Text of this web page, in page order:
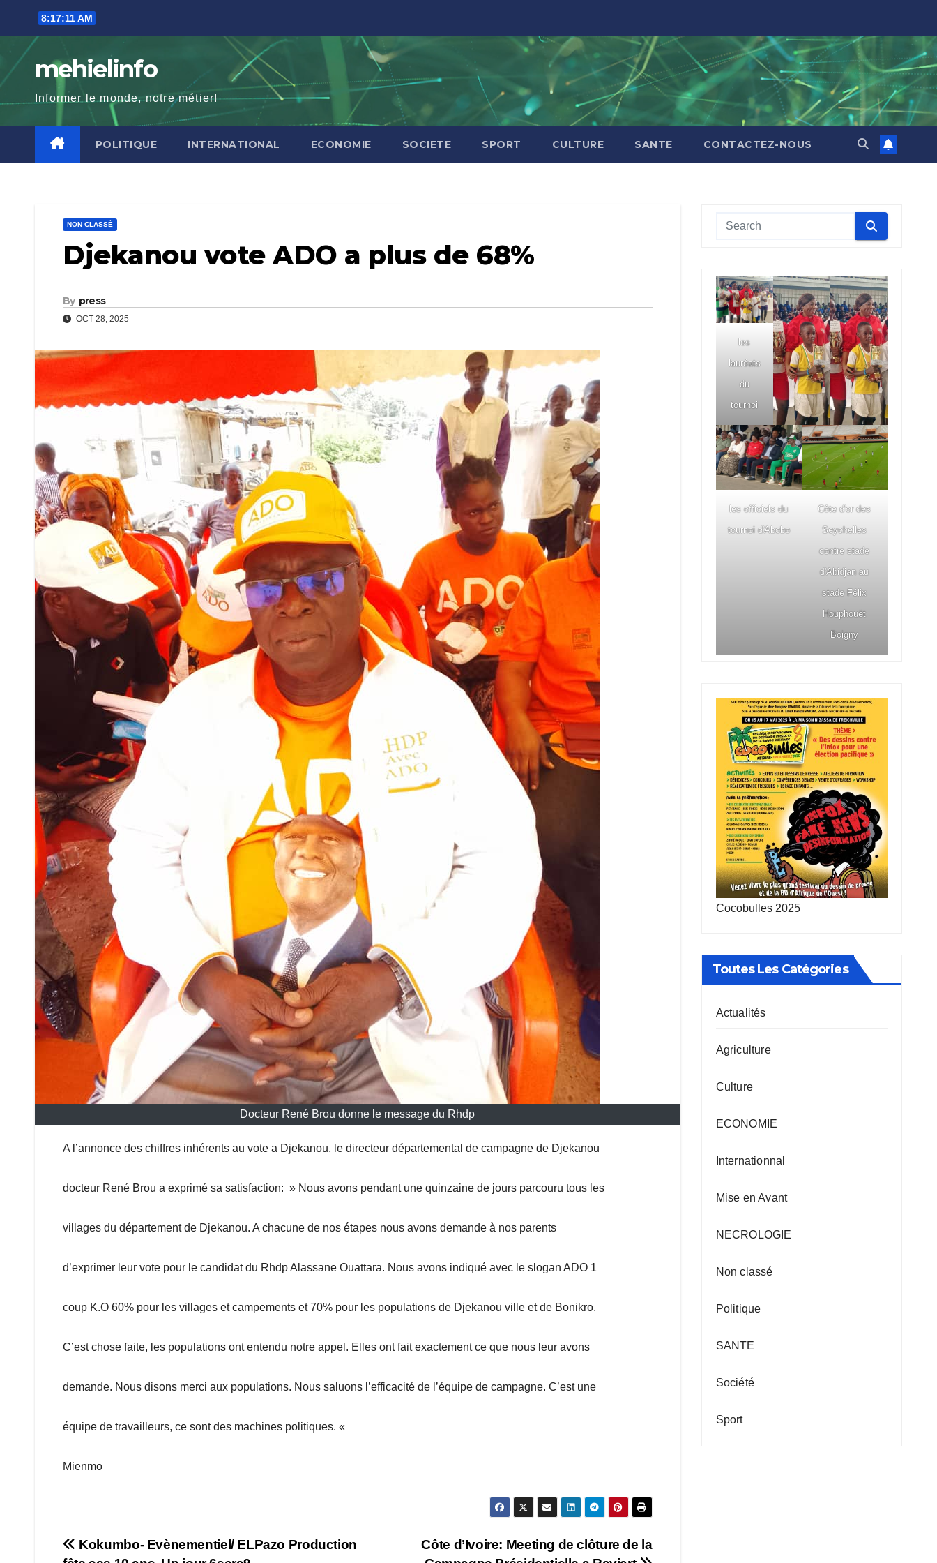
content
8:17:12 AM
mehielinfo
Informer le monde, notre métier!
POLITIQUE INTERNATIONAL ECONOMIE SOCIETE SPORT CULTURE SANTE CONTACTEZ-NOUS
NON CLASSÉ
Djekanou vote ADO a plus de 68%
By press
OCT 28, 2025
Docteur René Brou donne le message du Rhdp
A l’annonce des chiffres inhérents au vote a Djekanou, le directeur départemental de campagne de Djekanou
docteur René Brou a exprimé sa satisfaction: » Nous avons pendant une quinzaine de jours parcouru tous les
villages du département de Djekanou. A chacune de nos étapes nous avons demande à nos parents
d’exprimer leur vote pour le candidat du Rhdp Alassane Ouattara. Nous avons indiqué avec le slogan ADO 1
coup K.O 60% pour les villages et campements et 70% pour les populations de Djekanou ville et de Bonikro.
C’est chose faite, les populations ont entendu notre appel. Elles ont fait exactement ce que nous leur avons
demande. Nous disons merci aux populations. Nous saluons l’efficacité de l’équipe de campagne. C’est une
équipe de travailleurs, ce sont des machines politiques. «
Mienmo
Navigation
Côte d’Ivoire: Meeting de clôture de la
Kokumbo- Evènementiel/ ELPazo Production
les
lauréats
du
tournoi
les officiels du
tournoi d'Abobo
Côte d'or des
Seychelles
contre stade
d'Abidjan au
stade Félix
Houphouët
Boigny
Cocobulles 2025
Toutes Les Catégories
Actualités
Agriculture
Culture
ECONOMIE
Internationnal
Mise en Avant
NECROLOGIE
Non classé
Politique
SANTE
Société
Sport